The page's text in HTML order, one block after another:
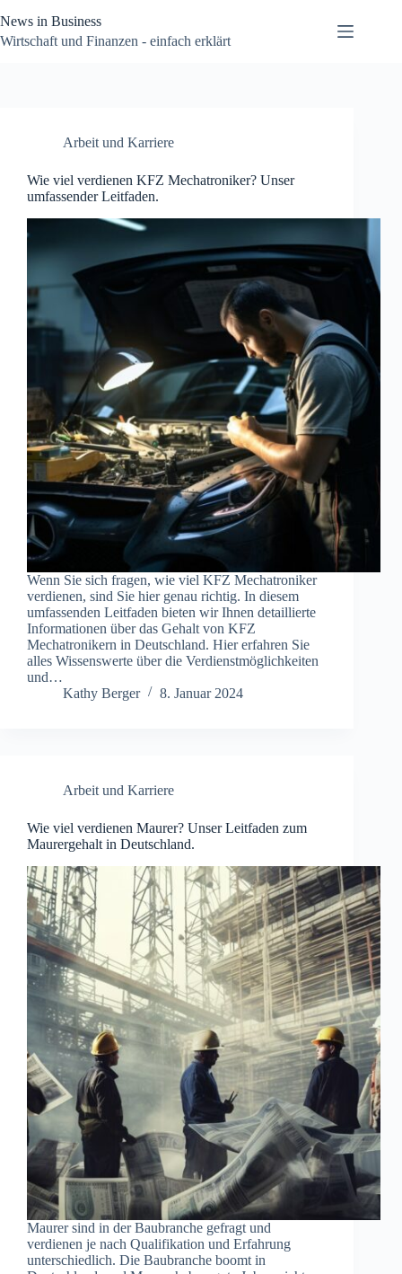
Inhalt
springen
News in Business
Wirtschaft und Finanzen - einfach erklärt
Arbeit und Karriere
Wie viel verdienen KFZ Mechatroniker? Unser
umfassender Leitfaden.
Wenn Sie sich fragen, wie viel KFZ Mechatroniker
verdienen, sind Sie hier genau richtig. In diesem
umfassenden Leitfaden bieten wir Ihnen detaillierte
Informationen über das Gehalt von KFZ
Mechatronikern in Deutschland. Hier erfahren Sie
alles Wissenswerte über die Verdienstmöglichkeiten
und…
Kathy Berger
8. Januar 2024
Arbeit und Karriere
Wie viel verdienen Maurer? Unser Leitfaden zum
Maurergehalt in Deutschland.
Maurer sind in der Baubranche gefragt und
verdienen je nach Qualifikation und Erfahrung
unterschiedlich. Die Baubranche boomt in